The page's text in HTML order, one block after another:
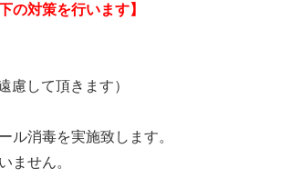
の対策を行います】
慮して頂きます）
ル消毒を実施致します。
ません。